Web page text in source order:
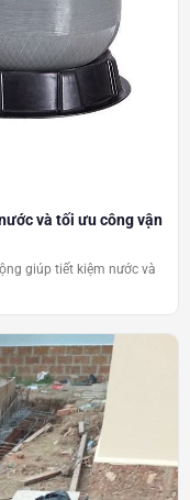
và tối ưu công vận
giúp tiết kiệm nước và